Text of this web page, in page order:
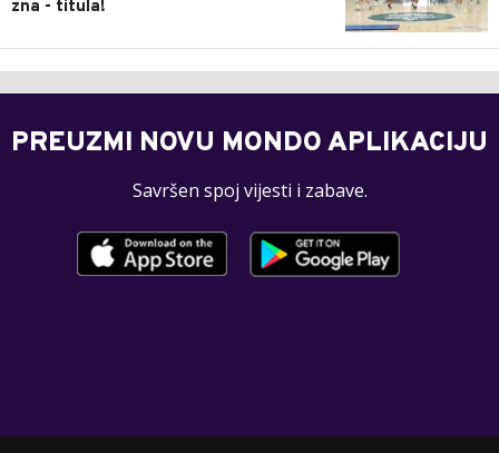
zna - titula!
PREUZMI NOVU MONDO APLIKACIJU
Savršen spoj vijesti i zabave.